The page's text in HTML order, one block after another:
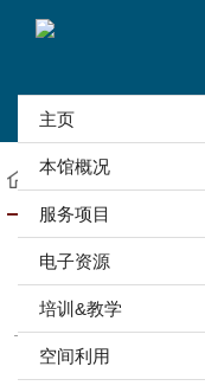
主页
本馆概况
服务项目
电子资源
培训&教学
空间利用
Web of
发布时间：2021-
资源简介